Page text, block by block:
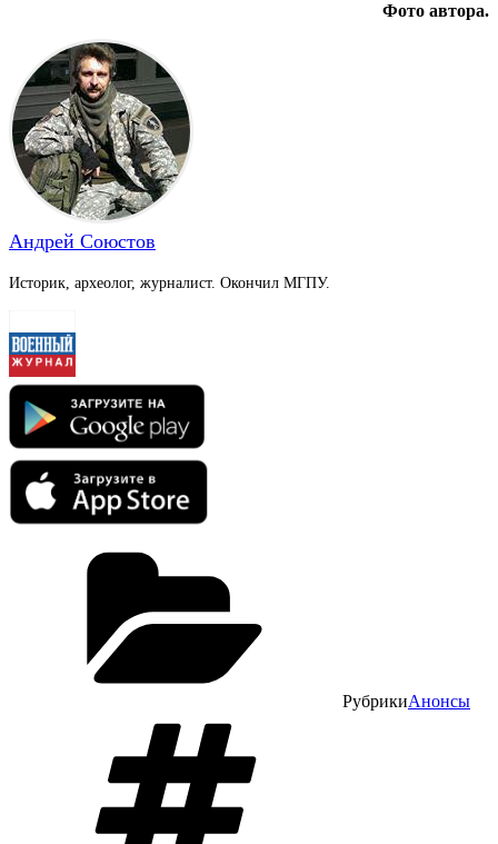
Фото автора.
Андрей Союстов
Историк, археолог, журналист. Окончил МГПУ.
РубрикиАнонсы